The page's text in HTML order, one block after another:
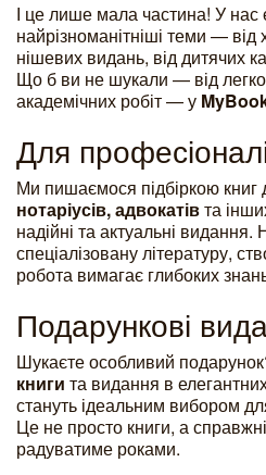
І це лише мала частина! У нас
найрізноманітніші теми — від
нішевих видань, від дитячих
Що б ви не шукали — від
академічних робіт — у
Для
Ми пишаємося підбіркою книг
нотаріусів, адвокатівта
надійні та актуальні
спеціалізовану літературу,
робота вимагає глибоких
Подарункові
Шукаєте особливий
книги та видання в
стануть ідеальним вибором
Це не просто книги, а
радуватиме роками.